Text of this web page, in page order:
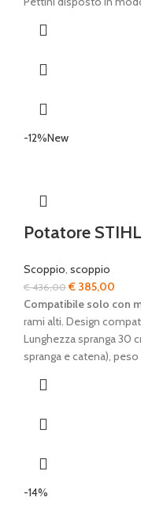
-12%New
Potatore
Scoppio, scoppio
€436,00Il
prezzo
originale
era:
€ 436,00.
€ 385,00
è:
€
Compatibile solo con
rami alti. Design
Lunghezza spranga 30
spranga e catena),
-14%